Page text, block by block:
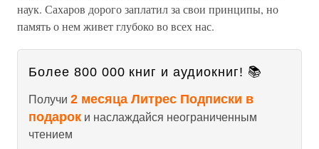
наук. Сахаров дорого заплатил за свои принципы, но
память о нем живет глубоко во всех нас.
Более 800 000 книг и аудиокниг! 📚
Получи 2 месяца Литрес Подписки в
подарок и наслаждайся неограниченным
чтением